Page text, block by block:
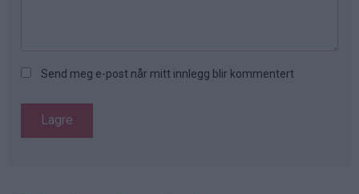
Send meg e-post når mitt innlegg blir kommentert